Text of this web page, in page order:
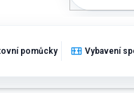
pomůcky Vybavení